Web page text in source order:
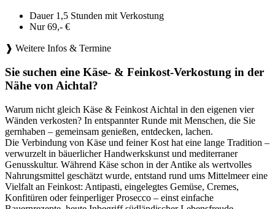
Dauer 1,5 Stunden mit Verkostung
Nur 69,- €
❱ Weitere Infos & Termine
Sie suchen eine Käse- & Feinkost-Verkostung in der
Nähe von Aichtal?
Warum nicht gleich Käse & Feinkost Aichtal in den eigenen vier
Wänden verkosten? In entspannter Runde mit Menschen, die Sie
gernhaben – gemeinsam genießen, entdecken, lachen.
Die Verbindung von Käse und feiner Kost hat eine lange Tradition –
verwurzelt in bäuerlicher Handwerkskunst und mediterraner
Genusskultur. Während Käse schon in der Antike als wertvolles
Nahrungsmittel geschätzt wurde, entstand rund ums Mittelmeer eine
Vielfalt an Feinkost: Antipasti, eingelegtes Gemüse, Cremes,
Konfitüren oder feinperliger Prosecco – einst einfache